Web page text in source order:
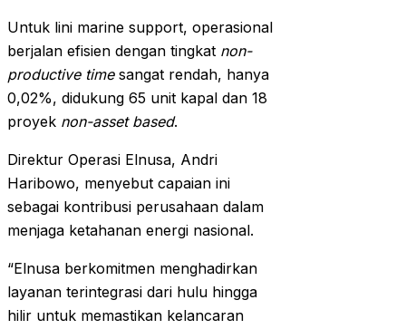
Untuk lini marine support, operasional
berjalan efisien dengan tingkat non-
productive timesangat rendah, hanya
0,02%, didukung 65 unit kapal dan 18
proyek non-asset based.
Direktur Operasi Elnusa, Andri
Haribowo, menyebut capaian ini
sebagai kontribusi perusahaan dalam
menjaga ketahanan energi nasional.
“Elnusa berkomitmen menghadirkan
layanan terintegrasi dari hulu hingga
hilir untuk memastikan kelancaran